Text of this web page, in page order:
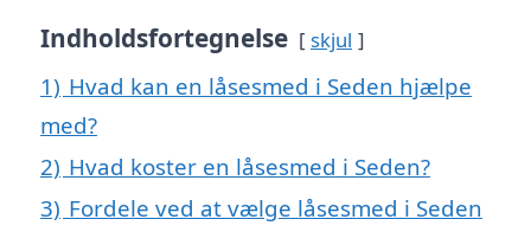
Indholdsfortegnelse skjul
1) Hvad kan en låsesmed i Seden hjælpe
med?
2) Hvad koster en låsesmed i Seden?
3) Fordele ved at vælge låsesmed i Seden